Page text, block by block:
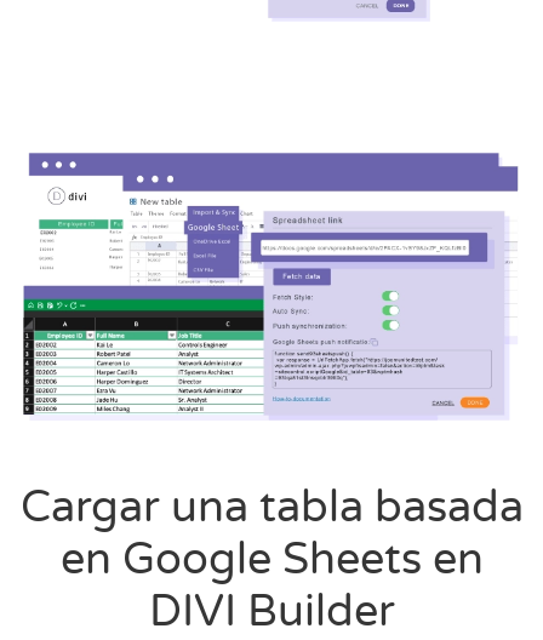
Cargar una tabla basada
en Google Sheets en
DIVI Builder